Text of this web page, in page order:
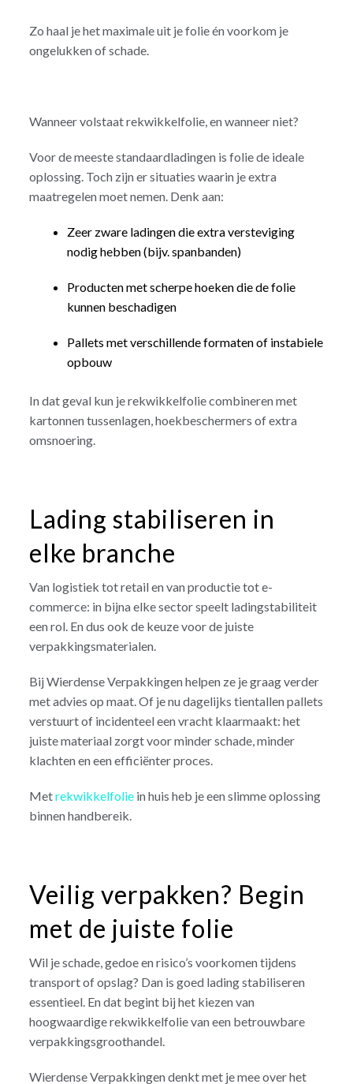
Zo haal je het maximale uit je folie én voorkom je
ongelukken of schade.
Wanneer volstaat rekwikkelfolie, en wanneer niet?
Voor de meeste standaardladingen is folie de ideale
oplossing. Toch zijn er situaties waarin je extra
maatregelen moet nemen. Denk aan:
Zeer zware ladingen die extra versteviging
nodig hebben (bijv. spanbanden)
Producten met scherpe hoeken die de folie
kunnen beschadigen
Pallets met verschillende formaten of instabiele
opbouw
In dat geval kun je rekwikkelfolie combineren met
kartonnen tussenlagen, hoekbeschermers of extra
omsnoering.
Lading stabiliseren in
elke branche
Van logistiek tot retail en van productie tot e-
commerce: in bijna elke sector speelt ladingstabiliteit
een rol. En dus ook de keuze voor de juiste
verpakkingsmaterialen.
Bij Wierdense Verpakkingen helpen ze je graag verder
met advies op maat. Of je nu dagelijks tientallen pallets
verstuurt of incidenteel een vracht klaarmaakt: het
juiste materiaal zorgt voor minder schade, minder
klachten en een efficiënter proces.
Metrekwikkelfolie in huis heb je een slimme oplossing
binnen handbereik.
Veilig verpakken? Begin
met de juiste folie
Wil je schade, gedoe en risico’s voorkomen tijdens
transport of opslag? Dan is goed lading stabiliseren
essentieel. En dat begint bij het kiezen van
hoogwaardige rekwikkelfolie van een betrouwbare
verpakkingsgroothandel.
Wierdense Verpakkingen denkt met je mee over het